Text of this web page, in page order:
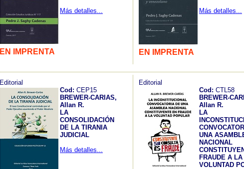
Más detalles...
EN IMPRENTA
Más detalles...
EN IMPRENTA
Editorial
Cod: CEP15
BREWER-CARIAS,
Allan R.
LA
CONSOLIDACIÓN
DE LA TIRANIA
JUDICIAL
Más detalles...
Editorial
Cod: CTL58
BREWER-
Allan R.
LA
UNA
NACIONAL
FRAUDE A LA
VOLUNTAD